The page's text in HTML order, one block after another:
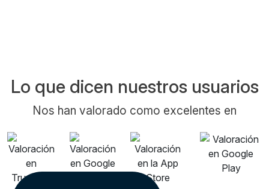
Lo que dicen nuestros usuarios
Nos han valorado como excelentes en